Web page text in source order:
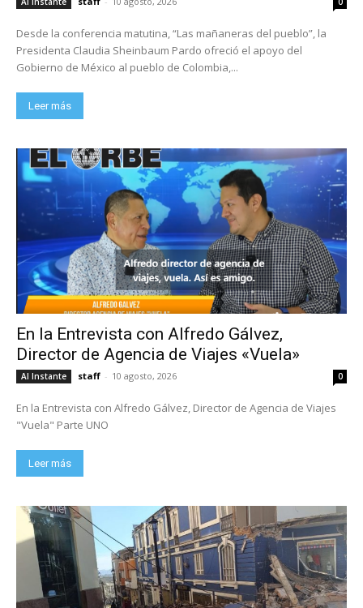
Desde la conferencia matutina, “Las mañaneras del pueblo”, la
Presidenta Claudia Sheinbaum Pardo ofreció el apoyo del
Gobierno de México al pueblo de Colombia,...
Leer más
En la Entrevista con Alfredo Gálvez,
Director de Agencia de Viajes «Vuela»
Al Instante staff - 10 agosto, 2026 0
En la Entrevista con Alfredo Gálvez, Director de Agencia de Viajes
"Vuela" Parte UNO
Leer más